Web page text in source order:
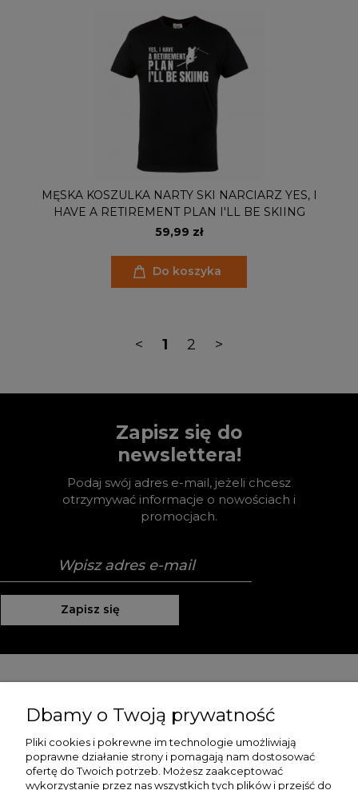
MĘSKA KOSZULKA NARTY SKI NARCIARZ YES, I
HAVE A RETIREMENT PLAN I'LL BE SKIING
59,99 zł
Do koszyka
< 1 2 >
Zapisz się do
newslettera!
Podaj swój adres e-mail, jeżeli chcesz
otrzymywać informacje o nowościach i
promocjach.
Zapisz się
Moje konto
Płatności i dostawa
Dbamy o Twoją prywatność
Pliki cookies i pokrewne im technologie umożliwiają
poprawne działanie strony i pomagają nam dostosować
ofertę do Twoich potrzeb. Możesz zaakceptować
wykorzystanie przez nas wszystkich tych plików i przejść do